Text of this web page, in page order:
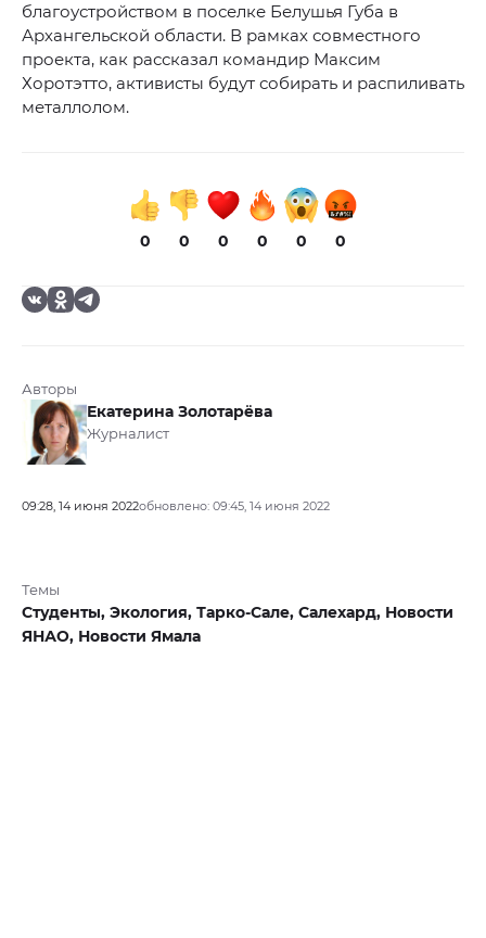
благоустройством в поселке Белушья Губа в
Архангельской области. В рамках совместного
проекта, как рассказал командир Максим
Хоротэтто, активисты будут собирать и распиливать
металлолом.
0 0 0 0 0 0
Авторы
Екатерина Золотарёва
Журналист
09:28, 14 июня 2022обновлено: 09:45, 14 июня 2022
Темы
Студенты, Экология, Тарко-Сале, Салехард, Новости
ЯНАО, Новости Ямала